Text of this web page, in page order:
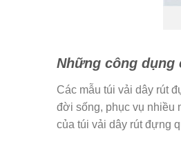
Những công dụng
Các mẫu túi vải dây rút
đời sống, phục vụ nhiều
của túi vải dây rút đựng